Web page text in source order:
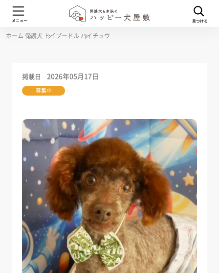
ホーム 保護犬 トイプードル ハイチュウ
掲載日 2026年05月17日
募集中